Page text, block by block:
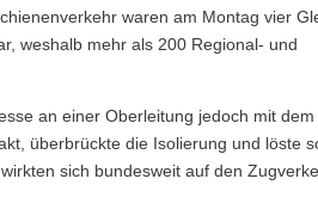
waren am Montag vier
weshalb mehr als 200 Regional- und
an einer Oberleitung jedoch mit dem
überbrückte die Isolierung und löste
sich bundesweit auf den